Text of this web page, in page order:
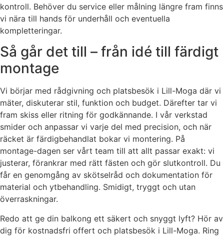
kontroll. Behöver du service eller målning längre fram finns
vi nära till hands för underhåll och eventuella
kompletteringar.
Så går det till – från idé till färdigt
montage
Vi börjar med rådgivning och platsbesök i Lill-Moga där vi
mäter, diskuterar stil, funktion och budget. Därefter tar vi
fram skiss eller ritning för godkännande. I vår verkstad
smider och anpassar vi varje del med precision, och när
räcket är färdigbehandlat bokar vi montering. På
montage-dagen ser vårt team till att allt passar exakt: vi
justerar, förankrar med rätt fästen och gör slutkontroll. Du
får en genomgång av skötselråd och dokumentation för
material och ytbehandling. Smidigt, tryggt och utan
överraskningar.
Redo att ge din balkong ett säkert och snyggt lyft? Hör av
dig för kostnadsfri offert och platsbesök i Lill-Moga. Ring